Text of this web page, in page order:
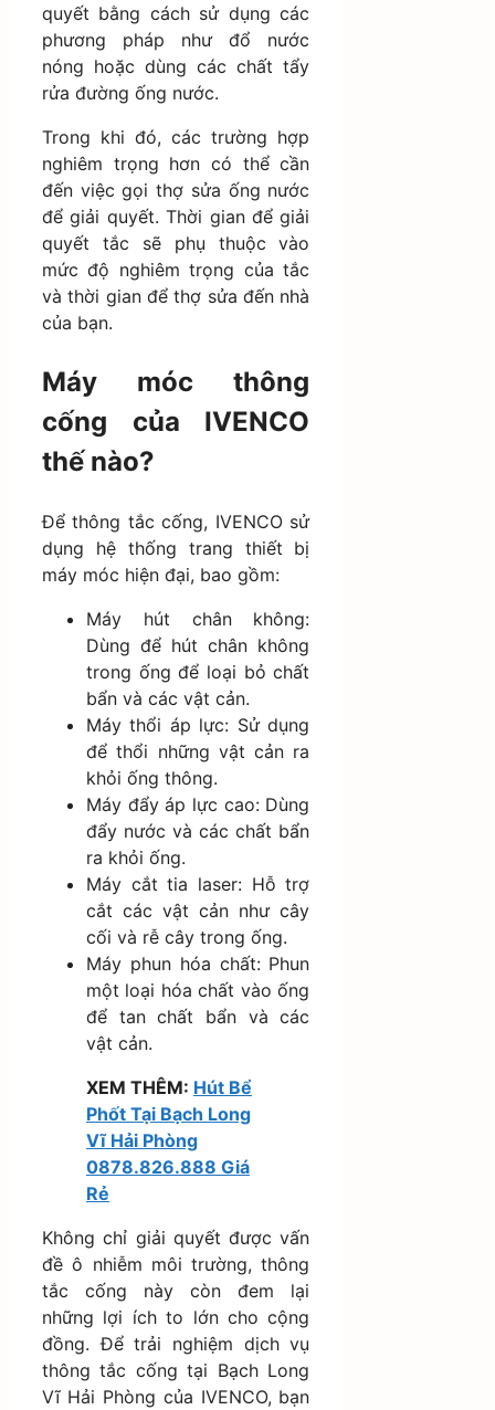
quyết bằng cách sử dụng các
phương pháp như đổ nước
nóng hoặc dùng các chất tẩy
rửa đường ống nước.
Trong khi đó, các trường hợp
nghiêm trọng hơn có thể cần
đến việc gọi thợ sửa ống nước
để giải quyết. Thời gian để giải
quyết tắc sẽ phụ thuộc vào
mức độ nghiêm trọng của tắc
và thời gian để thợ sửa đến nhà
của bạn.
Máy móc thông
cống của IVENCO
thế nào?
Để thông tắc cống, IVENCO sử
dụng hệ thống trang thiết bị
máy móc hiện đại, bao gồm:
Máy hút chân không:
Dùng để hút chân không
trong ống để loại bỏ chất
bẩn và các vật cản.
Máy thổi áp lực: Sử dụng
để thổi những vật cản ra
khỏi ống thông.
Máy đẩy áp lực cao: Dùng
đẩy nước và các chất bẩn
ra khỏi ống.
Máy cắt tia laser: Hỗ trợ
cắt các vật cản như cây
cối và rễ cây trong ống.
Máy phun hóa chất: Phun
một loại hóa chất vào ống
để tan chất bẩn và các
vật cản.
XEM THÊM: Hút Bể
Phốt Tại Bạch Long
Vĩ Hải Phòng
0878.826.888 Giá
Rẻ
Không chỉ giải quyết được vấn
đề ô nhiễm môi trường, thông
tắc cống này còn đem lại
những lợi ích to lớn cho cộng
đồng. Để trải nghiệm dịch vụ
thông tắc cống tại Bạch Long
Vĩ Hải Phòng của IVENCO, bạn